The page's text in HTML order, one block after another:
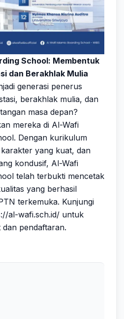
School: Membentuk
dan Berakhlak Mulia
generasi penerus
berakhlak mulia, dan
masa depan?
mereka di Al-Wafi
Dengan kurikulum
yang kuat, dan
kondusif, Al-Wafi
telah terbukti mencetak
yang berhasil
terkemuka. Kunjungi
al-wafi.sch.id/ untuk
pendaftaran.